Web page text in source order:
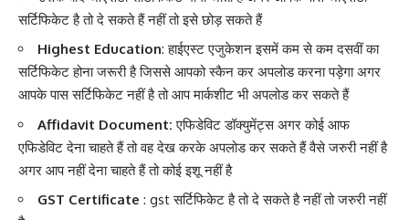
सर्टिफिकेट है तो दे सकते हैं नहीं तो इसे छोड़ सकते हैं
Highest Education: हाईएस्ट एजुकेशन इसमें कम से कम दसवीं का
सर्टिफिकेट होना जरूरी है जिससे आपको स्कैन कर अपलोड करना पड़ेगा अगर
आपके पास सर्टिफिकेट नहीं है तो आप मार्कशीट भी अपलोड कर सकते हैं
Affidavit Document: एफिडेविट डॉक्युमेंट्स अगर कोई आफ
एफिडेविट देना चाहते हैं तो वह देख करके अपलोड कर सकते हैं वैसे जरुरी नहीं है
अगर आप नहीं देना चाहते हैं तो कोई इशू नहीं है
GST Certificate : gst सर्टिफिकेट है तो दे सकते है नहीं तो जरुरी नहीं